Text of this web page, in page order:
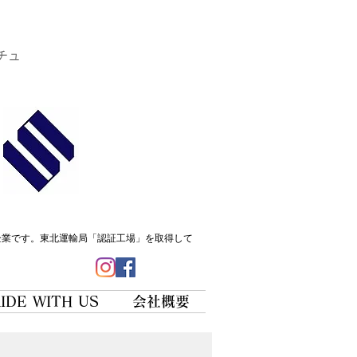
ュ
です。 東北運輸局「認証工場」を取得して
WITH US 会社概要